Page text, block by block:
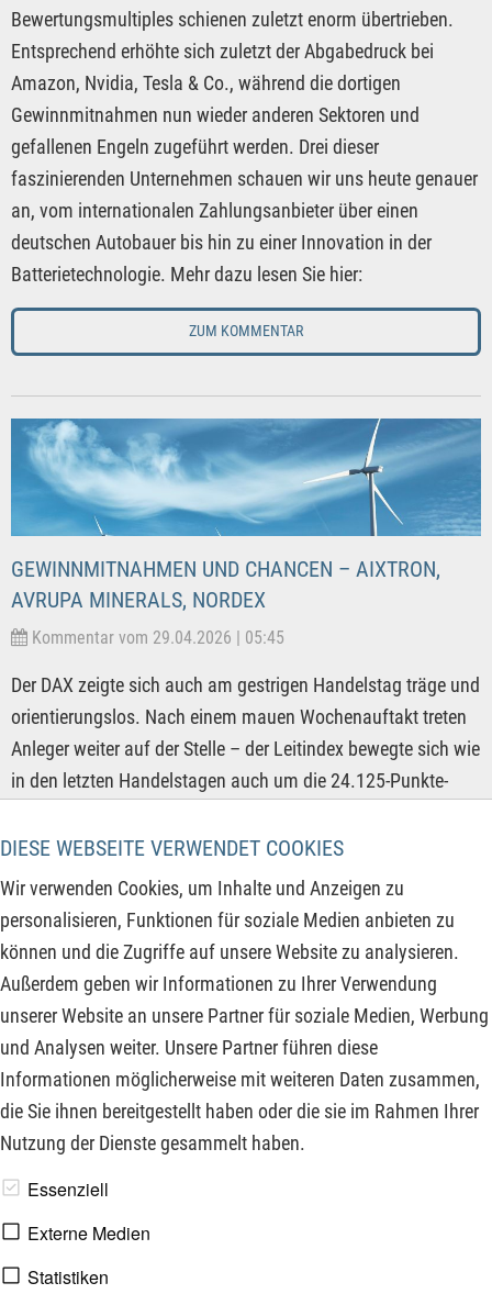
DIESE WEBSEITE VERWENDET COOKIES
Wir verwenden Cookies, um Inhalte und Anzeigen zu
personalisieren, Funktionen für soziale Medien anbieten zu
können und die Zugriffe auf unsere Website zu analysieren.
Außerdem geben wir Informationen zu Ihrer Verwendung
unserer Website an unsere Partner für soziale Medien, Werbung
und Analysen weiter. Unsere Partner führen diese
Informationen möglicherweise mit weiteren Daten zusammen,
die Sie ihnen bereitgestellt haben oder die sie im Rahmen Ihrer
Nutzung der Dienste gesammelt haben.
Essenziell
Externe Medien
Statistiken
Bewertungsmultiples schienen zuletzt enorm übertrieben.
Entsprechend erhöhte sich zuletzt der Abgabedruck bei
Amazon, Nvidia, Tesla & Co., während die dortigen
Gewinnmitnahmen nun wieder anderen Sektoren und
gefallenen Engeln zugeführt werden. Drei dieser
faszinierenden Unternehmen schauen wir uns heute genauer
an, vom internationalen Zahlungsanbieter über einen
deutschen Autobauer bis hin zu einer Innovation in der
Batterietechnologie. Mehr dazu lesen Sie hier:
ZUM KOMMENTAR
GEWINNMITNAHMEN UND CHANCEN – AIXTRON,
AVRUPA MINERALS, NORDEX
Kommentar vom 29.04.2026 | 05:45
Der DAX zeigte sich auch am gestrigen Handelstag träge und
orientierungslos. Nach einem mauen Wochenauftakt treten
Anleger weiter auf der Stelle – der Leitindex bewegte sich wie
in den letzten Handelstagen auch um die 24.125-Punkte-
letzten vier Wochen agieren die Investoren derzeit vorsichtig
und verhalten sich bzgl. der bevorstehenden
Zinsentscheidungen und US-Quartalszahlen eher zurück.
Teilweise realisieren die Investoren auch ihre angelaufenen
Gewinne und schichten diese in andere Assets um. Wo
Gewinnmitnahmen gerade drücken und er davon profitieren
könnte, lesen Sie hier:
www.derfinanzinvestor.de - © 2026 - Die Publikation für